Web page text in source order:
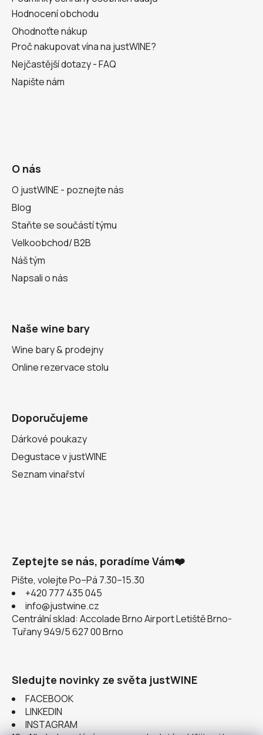
Hodnocení obchodu
Ohodnoťte nákup
Proč nakupovat vína na justWINE?
Nejčastější dotazy - FAQ
Napište nám
O nás
O justWINE - poznejte nás
Blog
Staňte se součástí týmu
Velkoobchod/ B2B
Náš tým
Napsali o nás
Naše wine bary
Wine bary & prodejny
Online rezervace stolu
Doporučujeme
Dárkové poukazy
Degustace v justWINE
Seznam vinařství
Zeptejte se nás, poradíme Vám❤️
Pište, volejte Po–Pá 7.30–15.30
+420 777 435 045
info@justwine.cz
Centrální sklad: Accolade Brno Airport Letiště Brno-
Tuřany 949/5 627 00 Brno
Sledujte novinky ze světa justWINE
FACEBOOK
LINKEDIN
INSTAGRAM